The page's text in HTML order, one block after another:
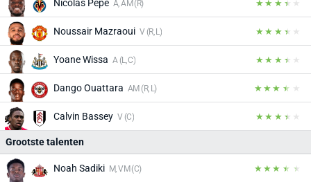
Nicolas Pépé A, AM (R)
Noussair Mazraoui V (R, L)
Yoane Wissa A (L, C)
Dango Ouattara AM (R, L)
Calvin Bassey V (C)
Grootste talenten
Noah Sadiki M, VM (C)